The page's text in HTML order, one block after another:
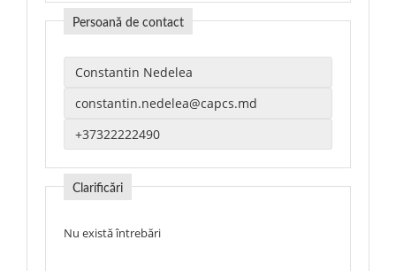
Persoană de contact
Clarificări
Nu există întrebări